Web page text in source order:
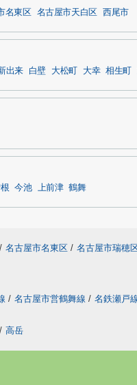
名東区 名古屋市天白区 西尾市
出来 白壁 大松町 大幸 相生町
今池 上前津 鶴舞
/ 名古屋市名東区 / 名古屋市瑞穂
/ 名古屋市営鶴舞線 / 名鉄瀬戸
/ 高岳